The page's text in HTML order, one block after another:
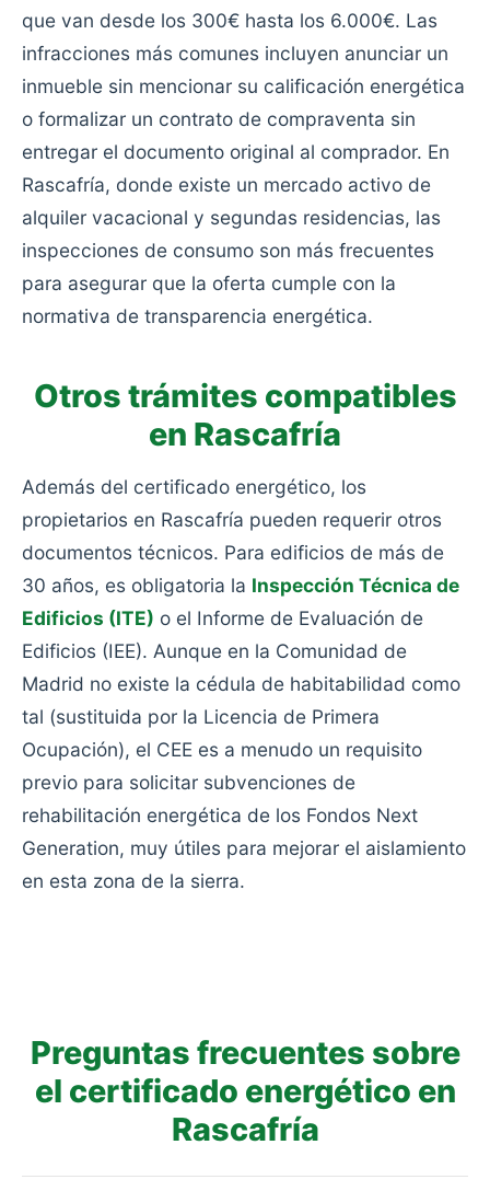
que van desde los 300€ hasta los 6.000€. Las
infracciones más comunes incluyen anunciar un
inmueble sin mencionar su calificación energética
o formalizar un contrato de compraventa sin
entregar el documento original al comprador. En
Rascafría, donde existe un mercado activo de
alquiler vacacional y segundas residencias, las
inspecciones de consumo son más frecuentes
para asegurar que la oferta cumple con la
normativa de transparencia energética.
Otros trámites compatibles
en Rascafría
Además del certificado energético, los
propietarios en Rascafría pueden requerir otros
documentos técnicos. Para edificios de más de
30 años, es obligatoria la Inspección Técnica de
Edificios (ITE) o el Informe de Evaluación de
Edificios (IEE). Aunque en la Comunidad de
Madrid no existe la cédula de habitabilidad como
tal (sustituida por la Licencia de Primera
Ocupación), el CEE es a menudo un requisito
previo para solicitar subvenciones de
rehabilitación energética de los Fondos Next
Generation, muy útiles para mejorar el aislamiento
en esta zona de la sierra.
Preguntas frecuentes sobre
el certificado energético en
Rascafría